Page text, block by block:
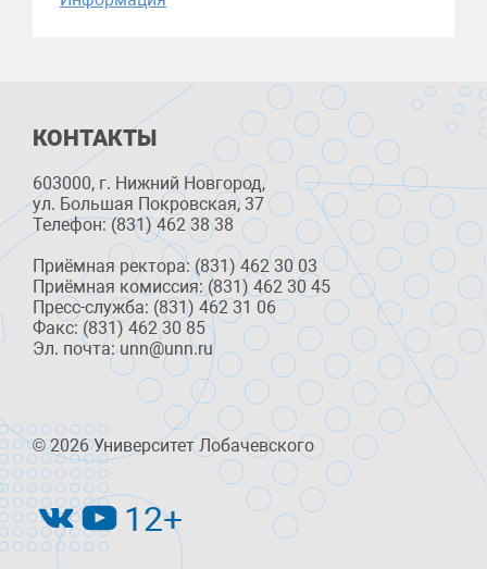
КОНТАКТЫ
603000, г. Нижний Новгород,
ул. Большая Покровская, 37
Телефон: (831) 462 38 38
Приёмная ректора: (831) 462 30 03
Приёмная комиссия: (831) 462 30 45
Пресс-служба: (831) 462 31 06
Факс: (831) 462 30 85
Эл. почта: unn@unn.ru
© 2026 Университет Лобачевского
12+